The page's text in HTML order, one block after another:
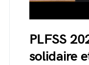
PLFSS
solidaire